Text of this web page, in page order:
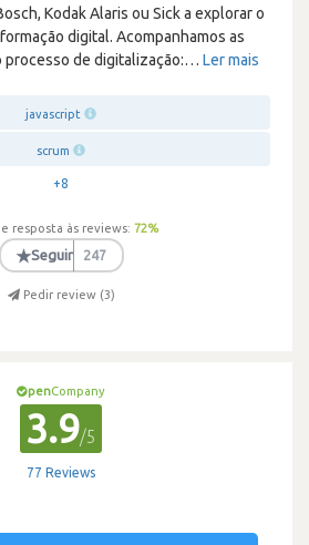
Kodak Alaris ou Sick a explorar o
digital. Acompanhamos as
processo de digitalização:… Ler mais
javascript
scrum
+8
resposta às reviews: 72%
★Seguir 247
Pedir review (3)
penCompany
3.9/5
77 Reviews